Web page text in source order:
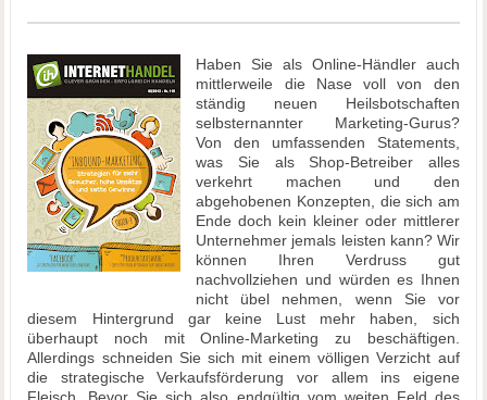
Haben Sie als Online-Händler auch
mittlerweile die Nase voll von den
ständig neuen Heilsbotschaften
selbsternannter Marketing-Gurus?
Von den umfassenden Statements,
was Sie als Shop-Betreiber alles
verkehrt machen und den
abgehobenen Konzepten, die sich am
Ende doch kein kleiner oder mittlerer
Unternehmer jemals leisten kann? Wir
können Ihren Verdruss gut
nachvollziehen und würden es Ihnen
nicht übel nehmen, wenn Sie vor
diesem Hintergrund gar keine Lust mehr haben, sich
überhaupt noch mit Online-Marketing zu beschäftigen.
Allerdings schneiden Sie sich mit einem völligen Verzicht auf
die strategische Verkaufsförderung vor allem ins eigene